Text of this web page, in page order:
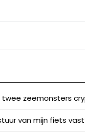
twee zeemonsters
van mijn fiets